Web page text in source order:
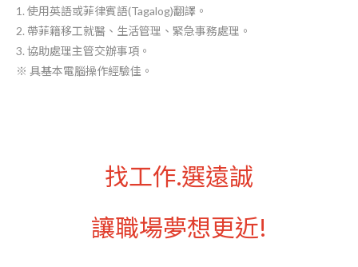
1. 使用英語或菲律賓語(Tagalog)翻譯。
2. 帶菲籍移工就醫、生活管理、緊急事務處理。
3. 協助處理主管交辦事項。
※ 具基本電腦操作經驗佳。
找工作.選遠誠
讓職場夢想更近!